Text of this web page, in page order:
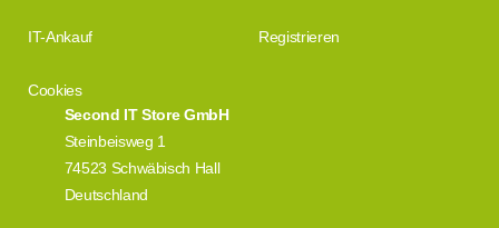
Second IT Store GmbH
Steinbeisweg 1
74523 Schwäbisch Hall
Deutschland
IT-Ankauf Registrieren
Cookies